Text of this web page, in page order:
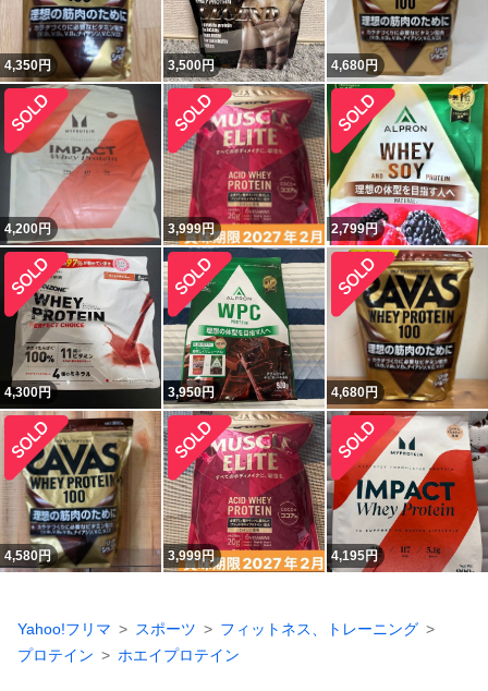
4,350円 3,500円 4,680円
4,200円 3,999円 2,799円
4,300円 3,950円 4,680円
4,580円 3,999円 4,195円
Yahoo!フリマ スポーツ
フィットネス、トレーニング
プロテイン
ホエイプロテイン